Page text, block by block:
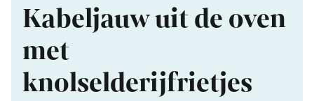
Kabeljauw uit de oven
met
knolselderijfrietjes